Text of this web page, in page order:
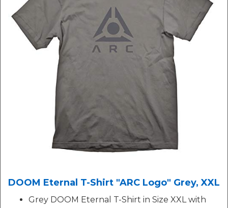
DOOM Eternal T-Shirt "ARC Logo" Grey, XXL
Grey DOOM Eternal T-Shirt in Size XXL with